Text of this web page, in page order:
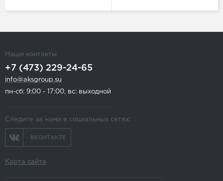
Наши контакты
+7 (473) 229-24-65
info@aksgroup.su
пн-сб: 9:00 - 17:00, вс: выходной
Следите за нами в социальных сетях:
ВКОНТАКТЕ
Карта сайта